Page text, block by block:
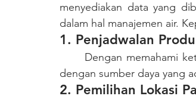
menyediakan data yang
dalam hal manajemen air.
1. Penjadwalan
dengan sumber daya yang
2. Pemilihan Lokasi